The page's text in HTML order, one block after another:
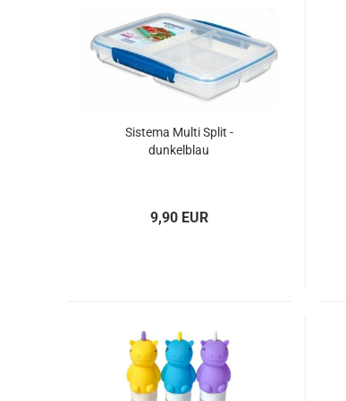
Sistema Multi Split -
dunkelblau
9,90 EUR